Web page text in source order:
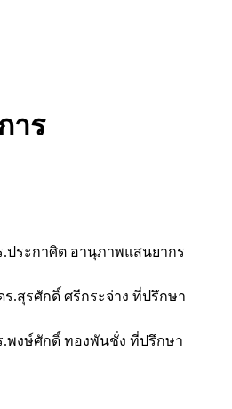
าร
.ประกาศิต อานุภาพแสนยากร
ร.สุรศักดิ์ ศรีกระจ่าง ที่ปรึกษา
.พงษ์ศักดิ์ ทองพันชั่ง ที่ปรึกษา